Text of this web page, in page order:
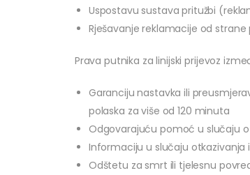
Uspostavu sustava pritužbi
Rješavanje reklamacije od
Prava putnika za linijski prijevoz
Garanciju nastavka ili
polaska za više od 120 minuta
Odgovarajuću pomoć u slučaju
Informaciju u slučaju otkazivanja
Odštetu za smrt ili tjelesnu